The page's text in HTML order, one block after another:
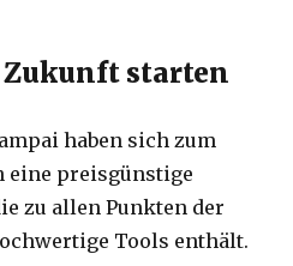
starten
haben sich zum
eine preisgünstige
zu allen Punkten der
Tools enthält.